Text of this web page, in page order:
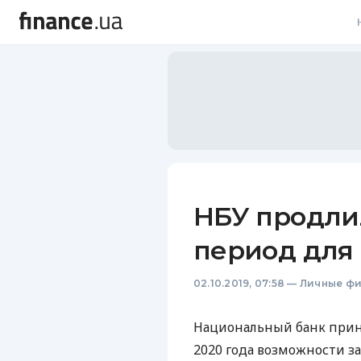
НБУ
период
02.10.2019, 07:58 — Личные
Национальный банк
2020 года возможности